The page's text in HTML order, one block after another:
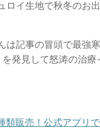
ロイ生地で秋冬のお
は記事の冒頭で最強
発見して怒涛の治
類販売！公式アプリ